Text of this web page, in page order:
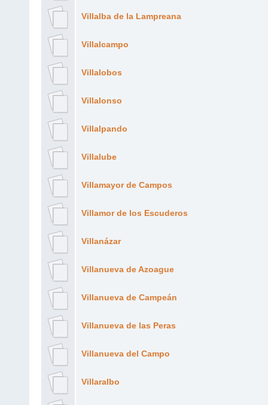
Villalba de la Lampreana
Villalcampo
Villalobos
Villalonso
Villalpando
Villalube
Villamayor de Campos
Villamor de los Escuderos
Villanázar
Villanueva de Azoague
Villanueva de Campeán
Villanueva de las Peras
Villanueva del Campo
Villaralbo